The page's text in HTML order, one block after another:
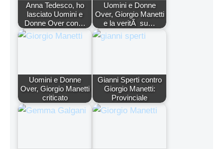
Anna Tedesco, ho
lasciato Uomini e
Donne Over con…
Uomini e Donne
Over, Giorgio Manetti
e la veritÃ su…
Uomini e Donne
Over, Giorgio Manetti
criticato
Gianni Sperti contro
Giorgio Manetti:
Provinciale